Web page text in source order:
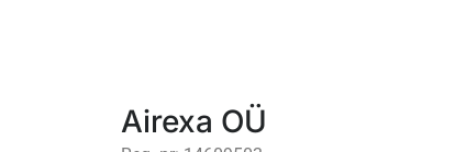
Airexa OÜ